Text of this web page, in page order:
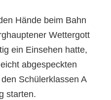
Hände beim Bahn
Wettergott
ein Einsehen hatte,
abgespeckten
Schülerklassen A
starten.